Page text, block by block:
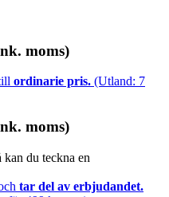
moms)
ordinarie pris. (Utland: 7
moms)
kan du teckna en
tar del av erbjudandet.